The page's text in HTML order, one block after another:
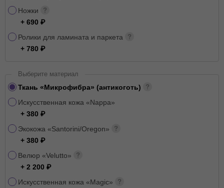
Ножки
+ 690
Ролики для ламината и паркета
+ 780
Выберите материал
Ткань «Микрофибра» (антикоготь)
Искусственная кожа «Nappa»
+ 380
Экокожа «Santorini/Oregon»
+ 380
Велюр «Velutto»
+ 2 200
Искусственная кожа «Magic»